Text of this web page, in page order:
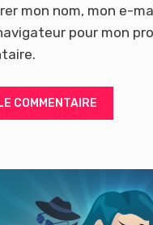
mon nom, mon e-
pour mon